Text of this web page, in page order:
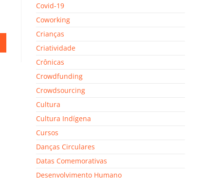
Covid-19
Coworking
Crianças
Criatividade
Crônicas
Crowdfunding
Crowdsourcing
Cultura
Cultura Indígena
Cursos
Danças Circulares
Datas Comemorativas
Desenvolvimento Humano